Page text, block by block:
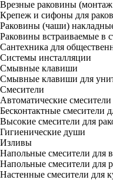
Врезные раковины
Крепеж и сифоны для
Раковины (чаши)
Раковины встраиваемые в
Сантехника для
Системы инсталляции
Смывные клавиши
Смывные клавиши для
Смесители
Автоматические смесители
Бесконтактные смесители
Высокие смесители для
Гигиенические души
Изливы
Напольные смесители для
Напольные смесители для
Настенные смесители для